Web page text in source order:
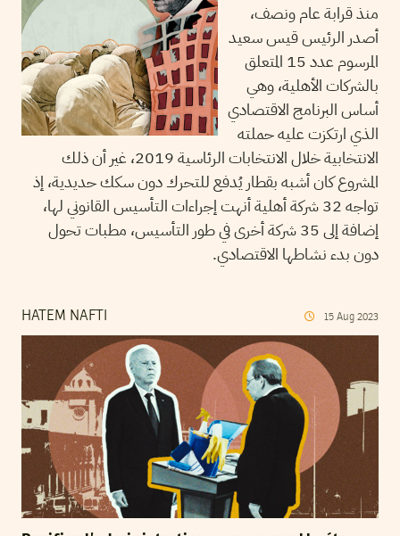
منذ قرابة عام ونصف،
أصدر الرئيس قيس سعيد
المرسوم عدد 15 المتعلق
بالشركات الأهلية، وهي
أساس البرنامج الاقتصادي
الذي ارتكزت عليه حملته
الانتخابية خلال الانتخابات الرئاسية 2019، غير أن ذلك
المشروع كان أشبه بقطار يُدفع للتحرك دون سكك حديدية، إذ
تواجه 32 شركة أهلية أنهت إجراءات التأسيس القانوني لها،
إضافة إلى 35 شركة أخرى في طور التأسيس، مطبات تحول
دون بدء نشاطها الاقتصادي.
HATEM NAFTI 15 Aug 2023